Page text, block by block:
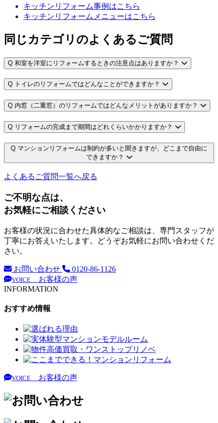
キッチンリフォーム事例はこちら
キッチンリフォームメニューはこちら
同じカテゴリのよくあるご質問
Q 和室を洋室にリフォームするときの注意点はありますか？
Q トイレのリフォームではどんなことができますか？
Q 内窓（二重窓）のリフォームではどんなメリットがありますか？
Q リフォームの完成まで期間はどれくらいかかりますか？
Q マンションリフォームは制約が多いと聞きますが、どこまで自由に
できますか？
よくあるご質問一覧へ戻る
ご不明な点は、
お気軽にご相談ください
お客様の状況に合わせた具体的なご相談は、専門スタッフが
丁寧にお答えいたします。どうぞお気軽にお問い合わせくだ
さい。
お問い合わせ 0120-86-1126
VOICE
お客様の声
INFORMATION
おすすめ情報
VOICE お客様の声